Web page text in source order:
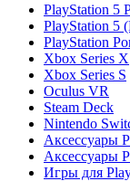
PlayStation 5
PlayStation 5
PlayStation
Xbox Series X
Xbox Series S
Oculus VR
Steam Deck
Nintendo
Аксессуары
Аксессуары
Игры для